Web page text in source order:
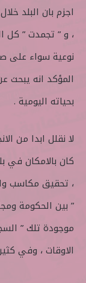
اجزم بان البلد
، و ” تجمدت ” كل
نوعية سواء على
المؤكد انه يبحث
بحياته اليومية .
لا نقلل ابدا من
كان بالامكان في
، تحقيق مكاسب
” بين الحكومة
موجودة تلك ”
الاوقات ، وفي